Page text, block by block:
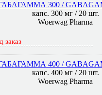
300 /
капс. 300 мг / 20 шт.
Woerwag Pharma
заказ
400 /
капс. 400 мг / 20 шт.
Woerwag Pharma